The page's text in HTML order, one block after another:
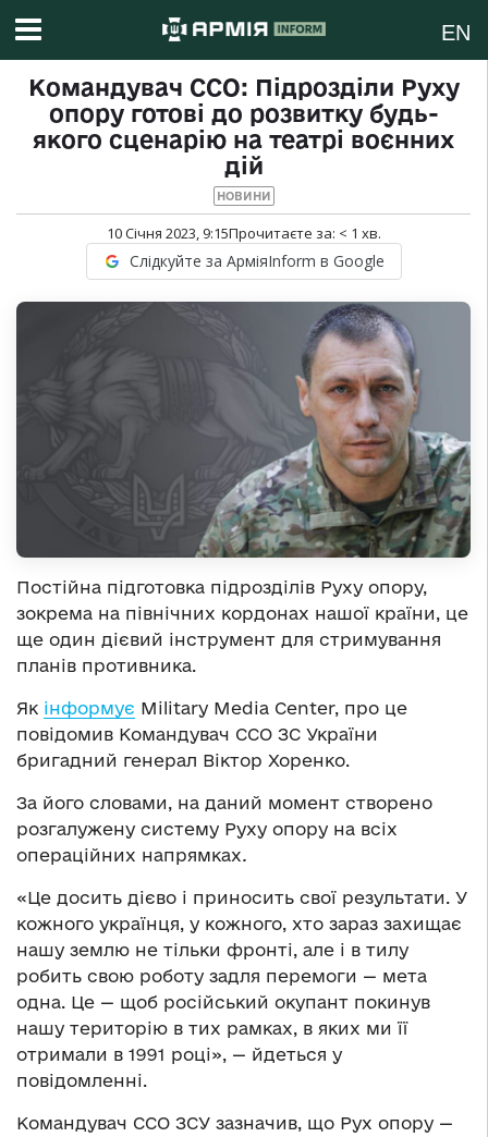
EN
Командувач ССО: Підрозділи Руху
опору готові до розвитку будь-
якого сценарію на театрі воєнних
дій
НОВИНИ
10 Січня 2023, 9:15Прочитаєте за: < 1 хв.
Слідкуйте за АрміяInform в Google
Постійна підготовка підрозділів Руху опору,
зокрема на північних кордонах нашої країни, це
ще один дієвий інструмент для стримування
планів противника.
Як інформує Military Media Center, про це
повідомив Командувач ССО ЗС України
бригадний генерал Віктор Хоренко.
За його словами, на даний момент створено
розгалужену систему Руху опору на всіх
операційних напрямках.
«Це досить дієво і приносить свої результати. У
кожного українця, у кожного, хто зараз захищає
нашу землю не тільки фронті, але і в тилу
робить свою роботу задля перемоги — мета
одна. Це — щоб російський окупант покинув
нашу територію в тих рамках, в яких ми її
отримали в 1991 році», — йдеться у
повідомленні.
Командувач ССО ЗСУ зазначив, що Рух опору —